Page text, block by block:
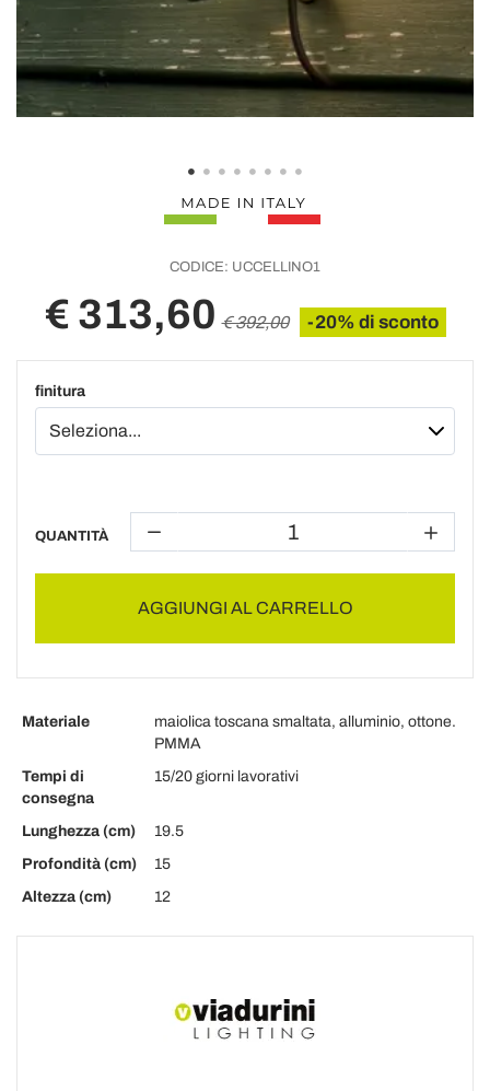
CODICE: UCCELLINO1
€ 313,60 € 392,00 -20% di sconto
finitura
QUANTITÀ
AGGIUNGI AL CARRELLO
Materiale
maiolica toscana smaltata, alluminio, ottone.
PMMA
Tempi di
consegna
15/20 giorni lavorativi
Lunghezza (cm)
19.5
Profondità (cm)
15
Altezza (cm)
12